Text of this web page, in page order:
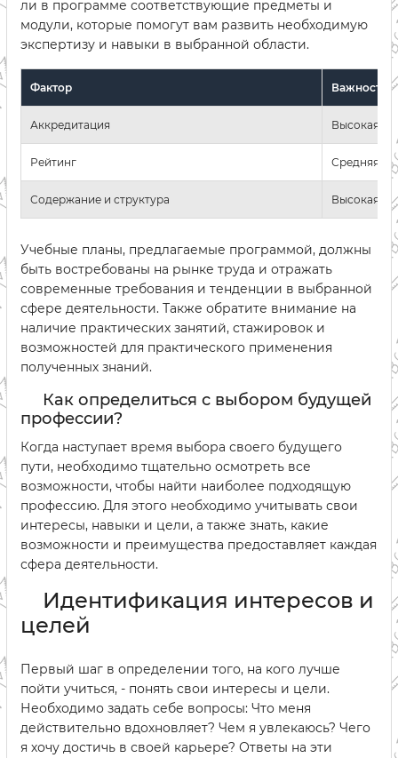
ли в программе соответствующие предметы и
модули, которые помогут вам развить необходимую
экспертизу и навыки в выбранной области.
Фактор Важность
Аккредитация Высокая
Рейтинг Средняя
Содержание и структура Высокая
Учебные планы, предлагаемые программой, должны
быть востребованы на рынке труда и отражать
современные требования и тенденции в выбранной
сфере деятельности. Также обратите внимание на
наличие практических занятий, стажировок и
возможностей для практического применения
полученных знаний.
Как определиться с выбором будущей
профессии?
Когда наступает время выбора своего будущего
пути, необходимо тщательно осмотреть все
возможности, чтобы найти наиболее подходящую
профессию. Для этого необходимо учитывать свои
интересы, навыки и цели, а также знать, какие
возможности и преимущества предоставляет каждая
сфера деятельности.
Идентификация интересов и
целей
Первый шаг в определении того, на кого лучше
пойти учиться, - понять свои интересы и цели.
Необходимо задать себе вопросы: Что меня
действительно вдохновляет? Чем я увлекаюсь? Чего
я хочу достичь в своей карьере? Ответы на эти